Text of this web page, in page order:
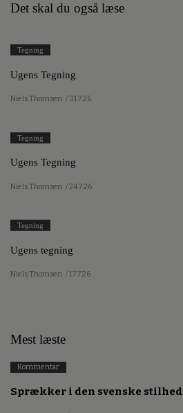
Det skal du også læse
Tegning
Ugens Tegning
Niels Thomsen / 31.7.26
Tegning
Ugens Tegning
Niels Thomsen / 24.7.26
Tegning
Ugens tegning
Niels Thomsen / 17.7.26
Mest læste
Kommentar
Sprækker i den svenske stilhed